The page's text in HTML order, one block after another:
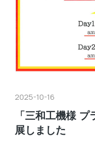
2025-10-16
「三和工機様
展しました